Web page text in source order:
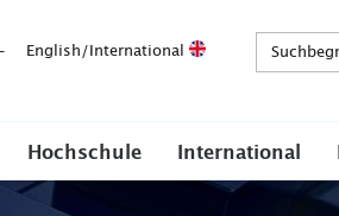
English/International
Hochschule International